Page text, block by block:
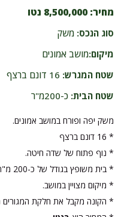
מחיר:8,500,000 נטו
סוג הנכס:משק
מיקום:מושב אמונים
שטח המגרש: 16 דונם ברצף
שטח הבית:כ-200מ"ר
משק יפה ופורח במושב אמונים.
* 16 דונם ברצף
* נוף פתוח של שדה חיטה.
* בית משופץ בגודל של כ-200 מ"ר.
* מיקום מצויין במושב.
* הקונה מקבל את חלקת המגורים